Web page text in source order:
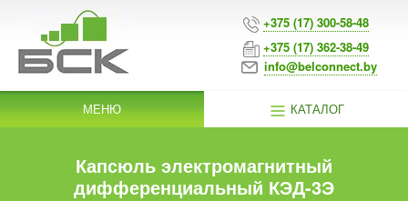
+375 (17) 300-58-48
+375 (17) 362-38-49
info@belconnect.by
МЕНЮ КАТАЛОГ
Капсюль электромагнитный
дифференциальный КЭД-3Э